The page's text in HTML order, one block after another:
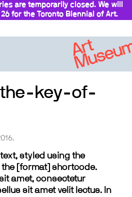
are temporarily closed. We will
for the Toronto Biennial of Art.
key-of-
styled using the
[format] shortcode.
amet, consectetur
sit amet velit lectus. In